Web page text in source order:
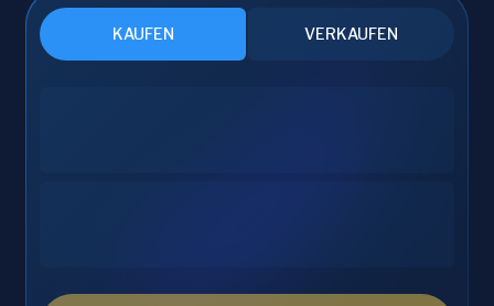
KAUFEN VERKAUFEN